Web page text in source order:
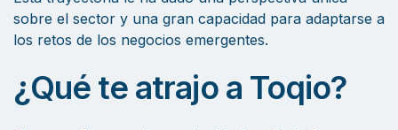
sobre el sector y una gran capacidad para adaptarse a
los retos de los negocios emergentes.
¿Qué te atrajo a Toqio?